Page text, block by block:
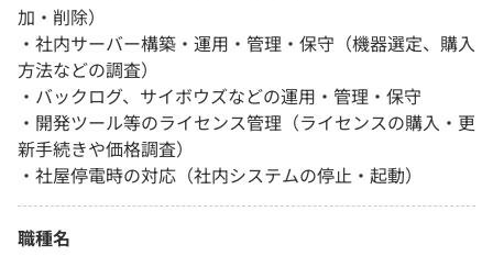
加・削除）
・社内サーバー構築・運用・管理・保守（機器選定、購入
方法などの調査）
・バックログ、サイボウズなどの運用・管理・保守
・開発ツール等のライセンス管理（ライセンスの購入・更
新手続きや価格調査）
・社屋停電時の対応（社内システムの停止・起動）
職種名